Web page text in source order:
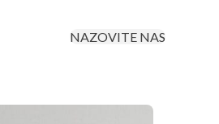
NAZOVITE NAS